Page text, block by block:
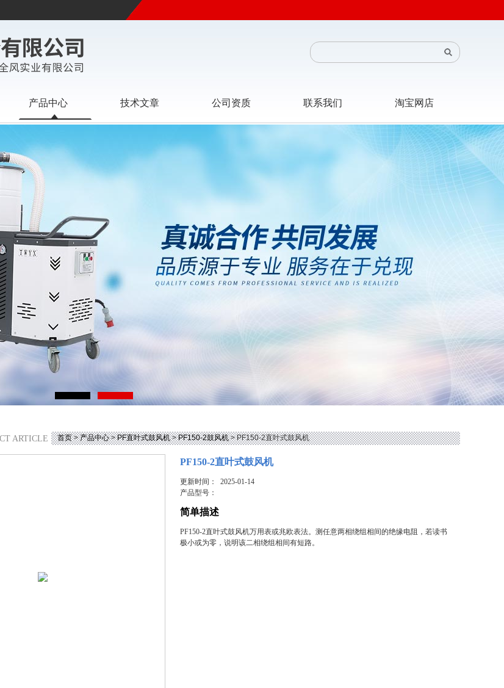
产品中心 技术文章 公司资质 联系我们 淘宝网店
ARTICLE 首页>产品中心>PF直叶式鼓风机>PF150-2鼓风机> PF150-2直叶式鼓风机
PF150-2直叶式鼓风机
更新时间： 2025-01-14
产品型号：
简单描述
PF150-2直叶式鼓风机万用表或兆欧表法。测任意两相绕组相间的绝缘电阻，若读书
极小或为零，说明该二相绕组相间有短路。